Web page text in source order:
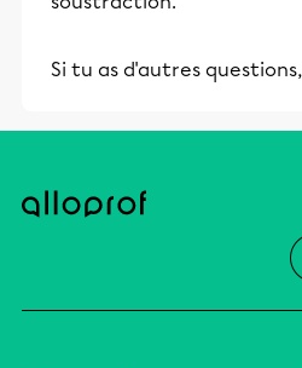
Si tu as d'autres